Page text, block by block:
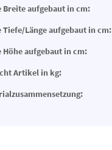
Breite aufgebaut in cm:
Tiefe/Länge aufgebaut in cm:
Höhe aufgebaut in cm:
Artikel in kg: